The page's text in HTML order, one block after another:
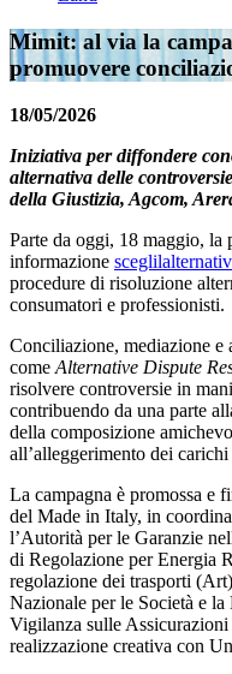
Mimit: al via la
promuovere
18/05/2026
Iniziativa per diffondere
alternativa delle
della Giustizia, Agcom,
Parte da oggi, 18 maggio, la
informazione
procedure di risoluzione
consumatori e professionisti.
Conciliazione, mediazione
come Alternative Dispute
risolvere controversie in
contribuendo da una parte
della composizione
all’alleggerimento dei
La campagna è promossa e
del Made in Italy, in
l’Autorità per le Garanzie
di Regolazione per Energia
regolazione dei trasporti
Nazionale per le Società e
Vigilanza sulle
realizzazione creativa con